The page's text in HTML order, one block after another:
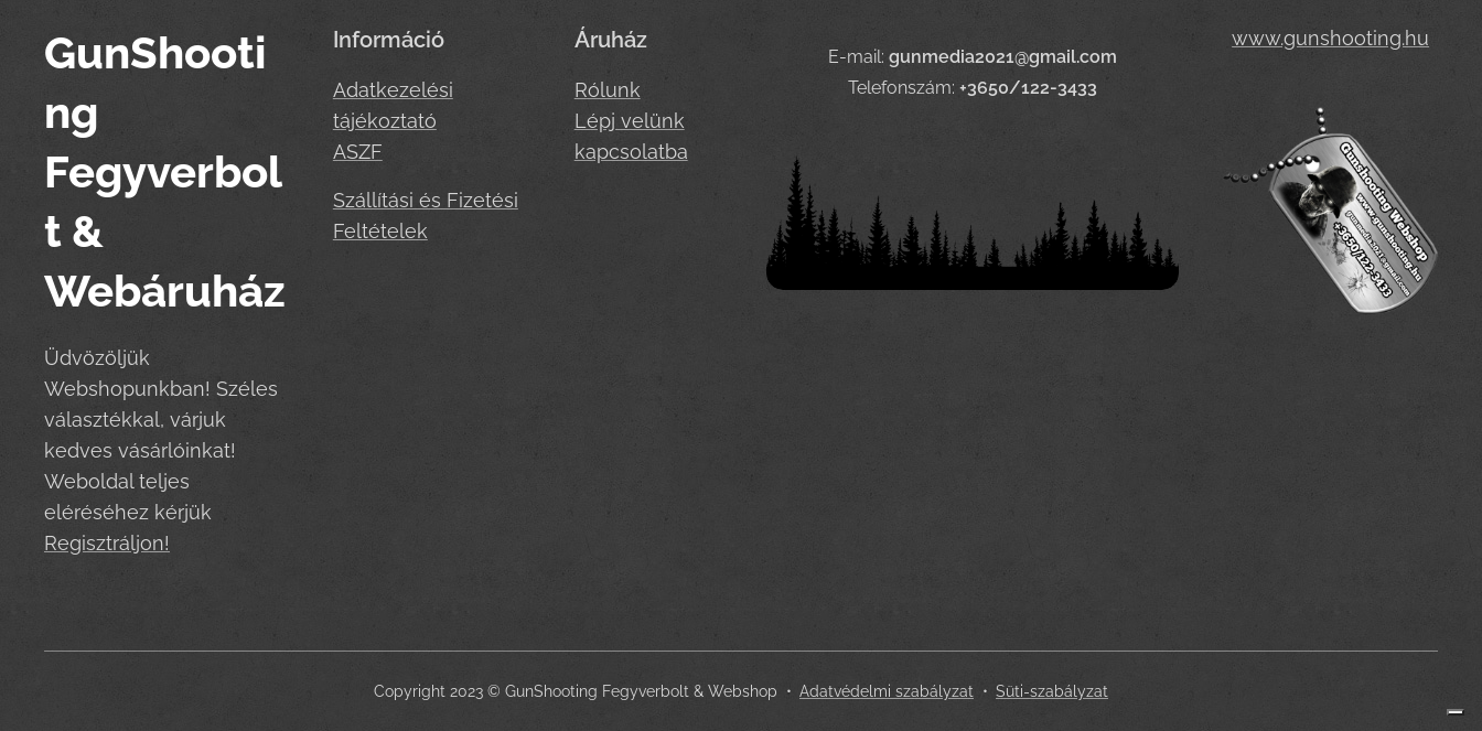
GunShooti
ng
Fegyverbol
t &
Webáruház
Üdvözöljük
Webshopunkban! Széles
választékkal, várjuk
kedves vásárlóinkat!
Weboldal teljes
eléréséhez kérjük
Regisztráljon!
Információ
Adatkezelési
tájékoztató
ASZF
Szállítási és Fizetési
Feltételek
Áruház
Rólunk
Lépj velünk
kapcsolatba
E-mail:gunmedia2021@gmail.com
Telefonszám:+3650/122-3433
www.gunshooting.hu
Copyright 2023 © GunShooting Fegyverbolt & Webshop Adatvédelmi szabályzat Süti-szabályzat